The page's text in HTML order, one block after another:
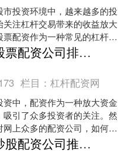
市投资环境中，越来越多的投
关注杠杆交易带来的收益放大
票配资作为一种常见的杠杆投
线配资公司，通过配资公司平
可以用较少的自....
网上股票配资公司排名与正规平台选择指南
173 栏目：杠杆配资网
资中，配资作为一种放大资金
吸引了众多投资者的关注。然
网上众多的配资公司，如何选
成为投资者面临的首要问
将为您梳理网上股票....
在线炒股配资公司推荐平台